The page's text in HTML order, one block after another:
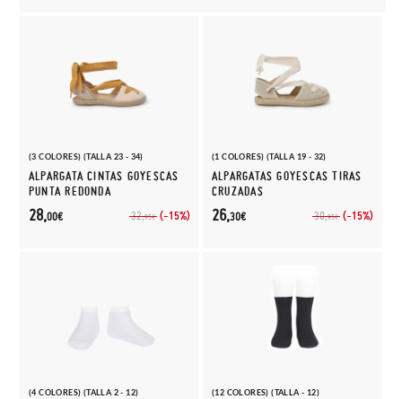
(3 COLORES) (TALLA 23 - 34)
ALPARGATA CINTAS GOYESCAS
PUNTA REDONDA
32,95€ (-15%)
28,00€
(1 COLORES) (TALLA 19 - 32)
ALPARGATAS GOYESCAS TIRAS
CRUZADAS
30,95€ (-15%)
26,30€
(4 COLORES) (TALLA 2 - 12) (12 COLORES) (TALLA - 12)